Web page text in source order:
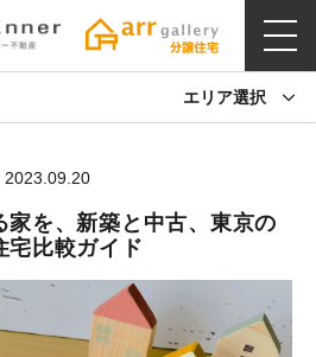
エリア選択
2023.09.20
家を、新築と中古、東京の
宅比較ガイド